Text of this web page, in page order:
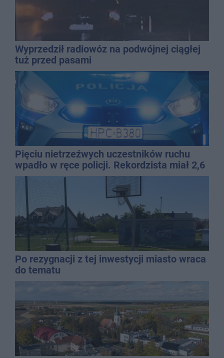
Wyprzedził radiowóz na podwójnej ciągłej
tuż przed pasami
Pięciu nietrzeźwych uczestników ruchu
wpadło w ręce policji. Rekordzista miał 2,6
promila
Po rezygnacji z tej inwestycji miasto wraca
do tematu